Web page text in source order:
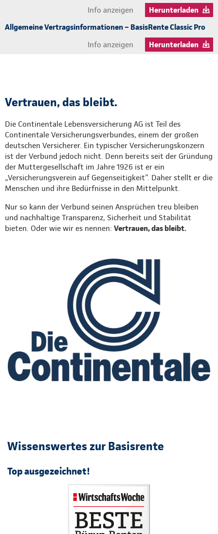
Info anzeigen
Herunterladen
Allgemeine Vertragsinformationen – BasisRente Classic Pro
Info anzeigen
Herunterladen
Vertrauen, das bleibt.
Die Continentale Lebensversicherung AG ist Teil des
Continentale Versicherungsverbundes, einem der großen
deutschen Versicherer. Ein typischer Versicherungskonzern
ist der Verbund jedoch nicht. Denn bereits seit der Gründung
der Muttergesellschaft im Jahre 1926 ist er ein
„Versicherungsverein auf Gegenseitigkeit”. Daher stellt er die
Menschen und ihre Bedürfnisse in den Mittelpunkt.
Nur so kann der Verbund seinen Ansprüchen treu bleiben
und nachhaltige Transparenz, Sicherheit und Stabilität
bieten. Oder wie wir es nennen: Vertrauen, das bleibt.
Wissenswertes zur Basisrente
Top ausgezeichnet!